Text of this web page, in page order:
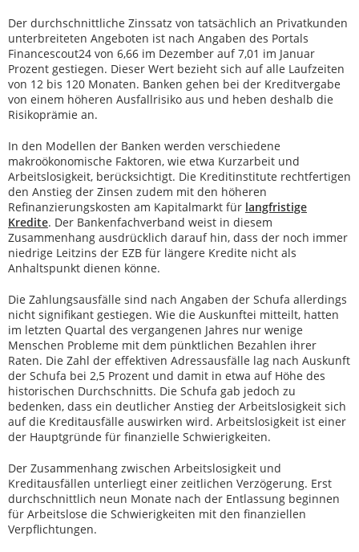
Der durchschnittliche Zinssatz von tatsächlich an Privatkunden
unterbreiteten Angeboten ist nach Angaben des Portals
Financescout24 von 6,66 im Dezember auf 7,01 im Januar
Prozent gestiegen. Dieser Wert bezieht sich auf alle Laufzeiten
von 12 bis 120 Monaten. Banken gehen bei der Kreditvergabe
von einem höheren Ausfallrisiko aus und heben deshalb die
Risikoprämie an.
In den Modellen der Banken werden verschiedene
makroökonomische Faktoren, wie etwa Kurzarbeit und
Arbeitslosigkeit, berücksichtigt. Die Kreditinstitute rechtfertigen
den Anstieg der Zinsen zudem mit den höheren
Refinanzierungskosten am Kapitalmarkt für langfristige
Kredite. Der Bankenfachverband weist in diesem
Zusammenhang ausdrücklich darauf hin, dass der noch immer
niedrige Leitzins der EZB für längere Kredite nicht als
Anhaltspunkt dienen könne.
Die Zahlungsausfälle sind nach Angaben der Schufa allerdings
nicht signifikant gestiegen. Wie die Auskunftei mitteilt, hatten
im letzten Quartal des vergangenen Jahres nur wenige
Menschen Probleme mit dem pünktlichen Bezahlen ihrer
Raten. Die Zahl der effektiven Adressausfälle lag nach Auskunft
der Schufa bei 2,5 Prozent und damit in etwa auf Höhe des
historischen Durchschnitts. Die Schufa gab jedoch zu
bedenken, dass ein deutlicher Anstieg der Arbeitslosigkeit sich
auf die Kreditausfälle auswirken wird. Arbeitslosigkeit ist einer
der Hauptgründe für finanzielle Schwierigkeiten.
Der Zusammenhang zwischen Arbeitslosigkeit und
Kreditausfällen unterliegt einer zeitlichen Verzögerung. Erst
durchschnittlich neun Monate nach der Entlassung beginnen
für Arbeitslose die Schwierigkeiten mit den finanziellen
Verpflichtungen.